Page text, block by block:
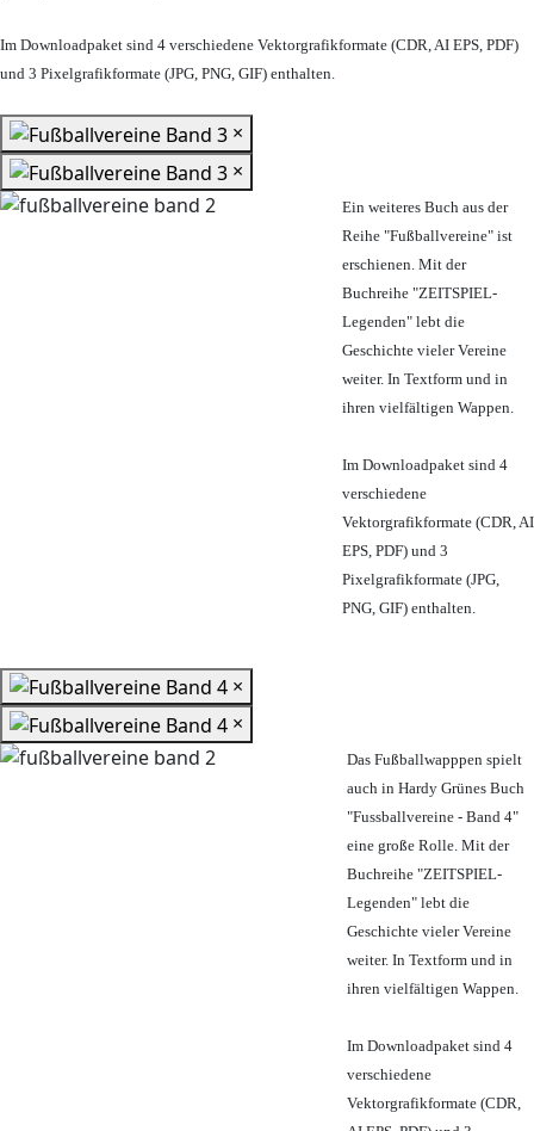
Im Downloadpaket sind 4 verschiedene Vektorgrafikformate (CDR, AI EPS, PDF)
und 3 Pixelgrafikformate (JPG, PNG, GIF) enthalten.
×
×
Ein weiteres Buch aus der
Reihe "Fußballvereine" ist
erschienen. Mit der
Buchreihe "ZEITSPIEL-
Legenden" lebt die
Geschichte vieler Vereine
weiter. In Textform und in
ihren vielfältigen Wappen.
Im Downloadpaket sind 4
verschiedene
Vektorgrafikformate (CDR, AI
EPS, PDF) und 3
Pixelgrafikformate (JPG,
PNG, GIF) enthalten.
×
×
Das Fußballwapppen spielt
auch in Hardy Grünes Buch
"Fussballvereine - Band 4"
eine große Rolle. Mit der
Buchreihe "ZEITSPIEL-
Legenden" lebt die
Geschichte vieler Vereine
weiter. In Textform und in
ihren vielfältigen Wappen.
Im Downloadpaket sind 4
verschiedene
Vektorgrafikformate (CDR,